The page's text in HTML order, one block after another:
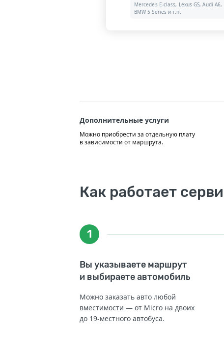
Mercedes E-class, Lexus GS, Audi A6,
BMW 5 Series и т.п.
Дополнительные услуги
Можно приобрести за отдельную плату
в зависимости от маршрута.
Как работает
1
Вы указываете маршрут
и выбираете автомобиль
Можно заказать авто любой
вместимости — от Micro на двоих
до 19-местного автобуса.